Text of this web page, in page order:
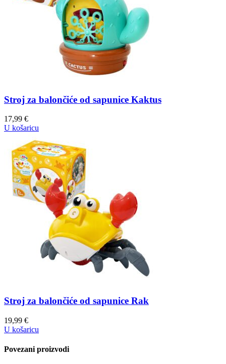
Stroj za balončiće od sapunice Kaktus
17,99 €
U košaricu
Stroj za balončiće od sapunice Rak
19,99 €
U košaricu
Povezani proizvodi